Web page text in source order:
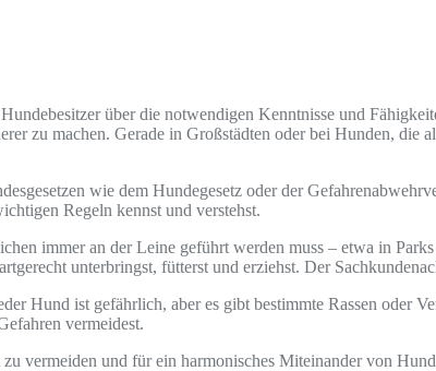
über die notwendigen Kenntnisse und
zu machen. Gerade in Großstädten oder bei Hunden,
wie dem Hundegesetz oder der
Regeln kennst und verstehst.
immer an der Leine geführt werden muss – etwa in
unterbringst, fütterst und erziehst. Der
Hund ist gefährlich, aber es gibt bestimmte Rassen oder
vermeidest.
vermeiden und für ein harmonisches Miteinander von